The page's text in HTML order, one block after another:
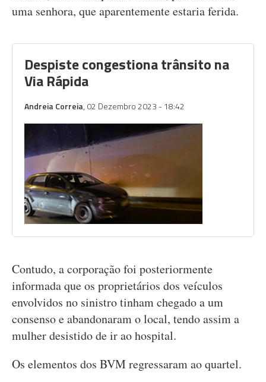
uma senhora, que aparentemente estaria ferida.
Despiste congestiona trânsito na
Via Rápida
Andreia Correia, 02 Dezembro 2023 - 18:42
Contudo, a corporação foi posteriormente
informada que os proprietários dos veículos
envolvidos no sinistro tinham chegado a um
consenso e abandonaram o local, tendo assim a
mulher desistido de ir ao hospital.
Os elementos dos BVM regressaram ao quartel.